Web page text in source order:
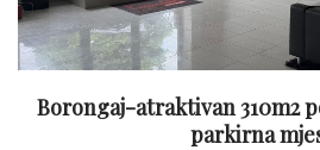
Borongaj-atraktivan 310m2
parkirna